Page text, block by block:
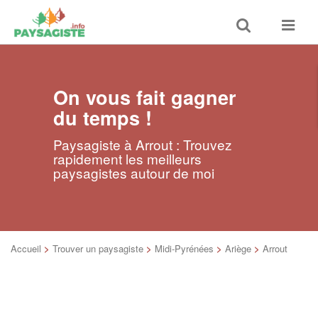
Toggle
search
Toggle
On vous fait gagner
du temps !
Paysagiste à Arrout : Trouvez
rapidement les meilleurs
paysagistes autour de moi
Accueil > Trouver un paysagiste > Midi-Pyrénées > Ariège > Arrout